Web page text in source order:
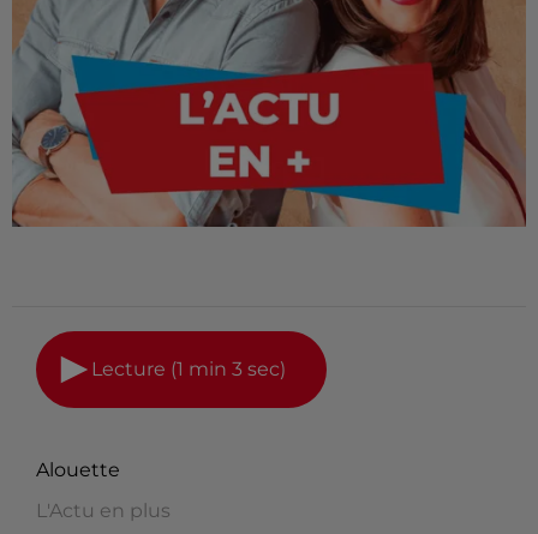
Lecture (1 min 3 sec)
Alouette
L'Actu en plus